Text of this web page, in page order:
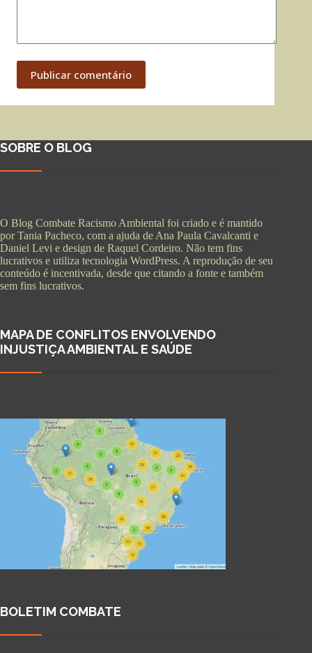
Publicar comentário
SOBRE O BLOG
O Blog Combate Racismo Ambiental foi criado e é mantido
por Tania Pacheco, com a ajuda de Ana Paula Cavalcanti e
Daniel Levi e design de Raquel Cordeiro. Não tem fins
lucrativos e utiliza tecnologia WordPress. A reprodução de seu
conteúdo é incentivada, desde que citando a fonte e também
sem fins lucrativos.
MAPA DE CONFLITOS ENVOLVENDO
INJUSTIÇA AMBIENTAL E SAÚDE
BOLETIM COMBATE